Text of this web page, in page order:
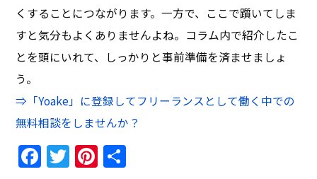
くすることにつながります。一方で、ここで躓いてしま
すと気分もよくありませんよね。コラム内で紹介したこ
とを頭にいれて、しっかりと事前準備を済ませましょ
う。
⇒「Yoake」に登録してフリーランスとして働く中での
無料相談をしませんか？
Facebook
TwitterPinterest